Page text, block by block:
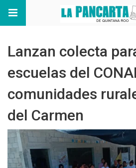
Lanzan colecta
escuelas del
comunidades
del Carmen